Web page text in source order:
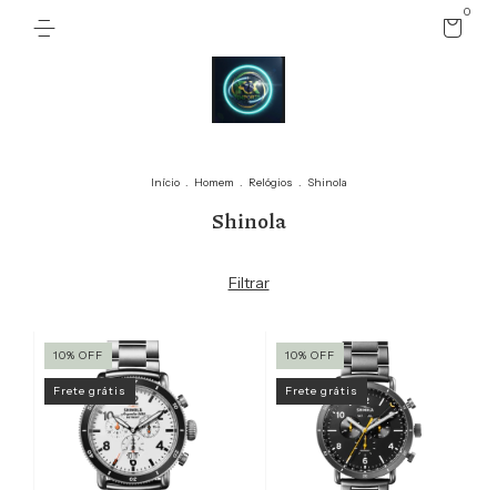
0
Início . Homem . Relógios . Shinola
Shinola
Filtrar
10% OFF
Frete grátis
10% OFF
Frete grátis